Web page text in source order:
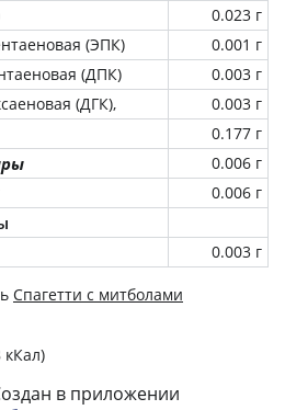
0.023 г
(ЭПК)
0.001 г
(ДПК)
0.003 г
(ДГК),
0.003 г
0.177 г
0.006 г
0.006 г
0.003 г
Спагетти с митболами
кКал)
в приложении